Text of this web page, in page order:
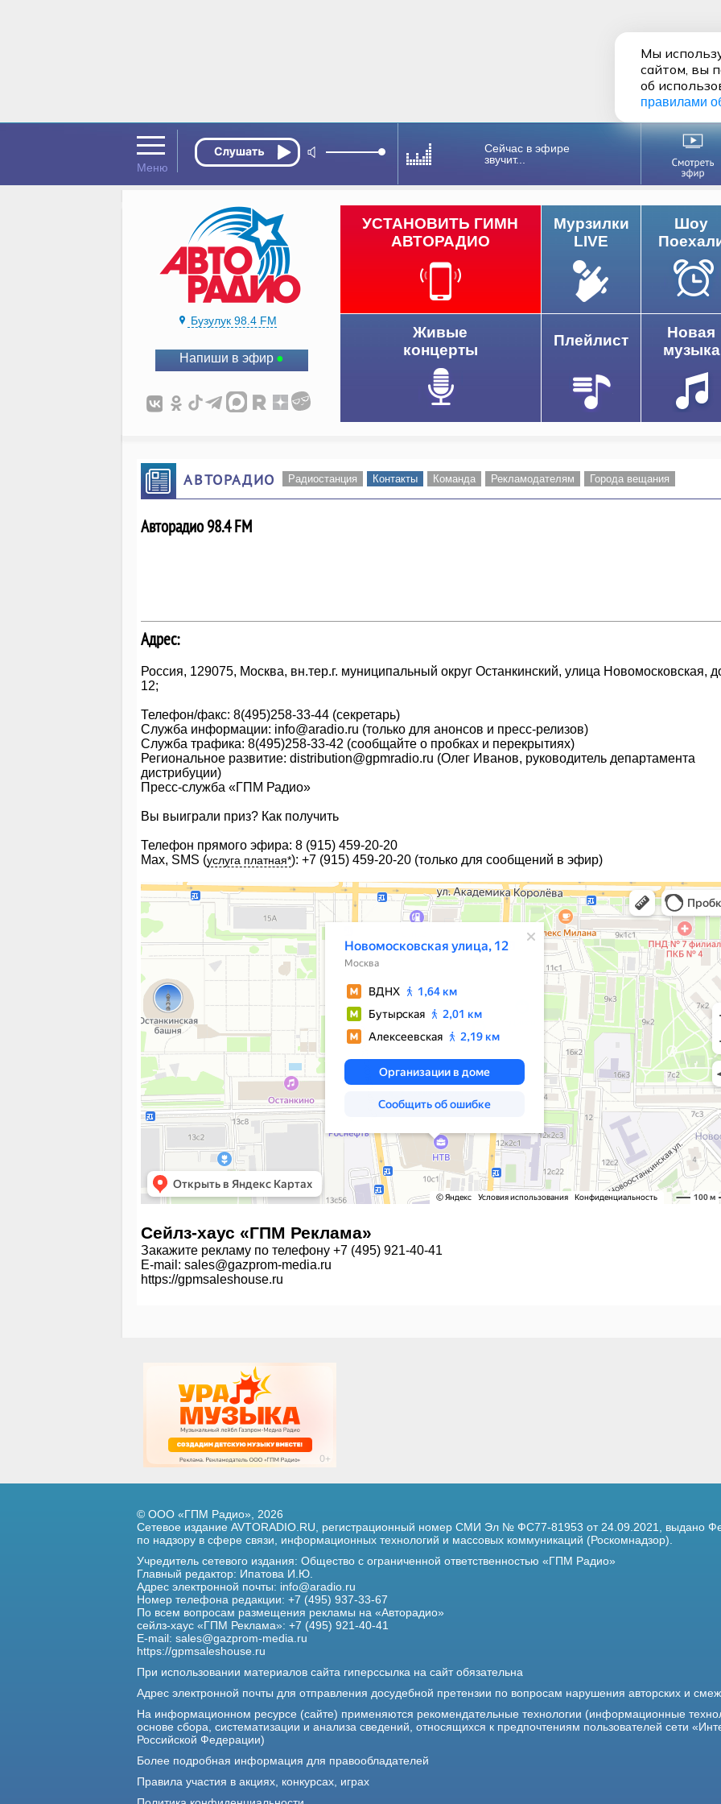
Сейчас в эфире
звучит...
Бузулук 98.4 FM
Напиши в эфир
УСТАНОВИТЬ ГИМН
АВТОРАДИО
Мурзилки
LIVE
Шоу
Живые
концерты
Плейлист
Новая
музыка
АВТОРАДИО Радиостанция Контакты Команда Рекламодателям Города вещания
Авторадио 98.4 FM
Адрес:
Россия, 129075, Москва, вн.тер.г. муниципальный округ Останкинский, улица Новомосковская,
12;
Телефон/факс: 8(495)258-33-44 (секретарь)
Служба информации: info@aradio.ru (только для анонсов и пресс-релизов)
Служба трафика: 8(495)258-33-42 (сообщайте о пробках и перекрытиях)
Региональное развитие: distribution@gpmradio.ru (Олег Иванов, руководитель департамента
дистрибуции)
Пресс-служба «ГПМ Радио»
Вы выиграли приз? Как получить
Телефон прямого эфира: 8 (915) 459-20-20
Max, SMS (услуга платная*): +7 (915) 459-20-20 (только для сообщений в эфир)
Cейлз-хаус «ГПМ Реклама»
Закажите рекламу по телефону +7 (495) 921-40-41
E-mail:sales@gazprom-media.ru
https://gpmsaleshouse.ru
© ООО «ГПМ Радио», 2026
Сетевое издание AVTORADIO.RU, регистрационный номер СМИ Эл № ФС77-81953 от 24.09.2021,
выдано
по надзору в сфере связи,
информационных технологий и массовых коммуникаций (Роскомнадзор).
Учредитель сетевого издания: Общество с ограниченной ответственностью «ГПМ Радио»
Главный редактор: Ипатова И.Ю.
Адрес электронной почты: info@aradio.ru
Номер телефона редакции: +7 (495) 937-33-67
По всем вопросам размещения рекламы на «Авторадио»
сейлз-хаус «ГПМ Реклама»: +7 (495) 921-40-41
E-mail: sales@gazprom-media.ru
https://gpmsaleshouse.ru
При использовании материалов сайта гиперссылка на сайт обязательна
Адрес электронной почты для отправления досудебной претензии по вопросам нарушения авторских и
На информационном ресурсе (сайте) применяются рекомендательные технологии (информационные
основе сбора, систематизации и анализа сведений, относящихся к предпочтениям пользователей сети
Российской Федерации)
Более подробная информация для правообладателей
Правила участия в акциях, конкурсах, играх
Мы
сайтом, вы
об
правилами